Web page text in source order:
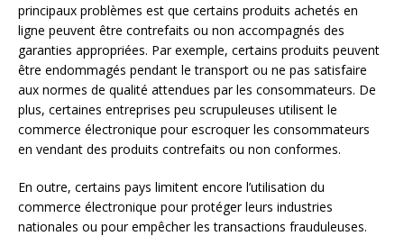
principaux problèmes est que certains produits achetés en
ligne peuvent être contrefaits ou non accompagnés des
garanties appropriées. Par exemple, certains produits peuvent
être endommagés pendant le transport ou ne pas satisfaire
aux normes de qualité attendues par les consommateurs. De
plus, certaines entreprises peu scrupuleuses utilisent le
commerce électronique pour escroquer les consommateurs
en vendant des produits contrefaits ou non conformes.
En outre, certains pays limitent encore l’utilisation du
commerce électronique pour protéger leurs industries
nationales ou pour empêcher les transactions frauduleuses.